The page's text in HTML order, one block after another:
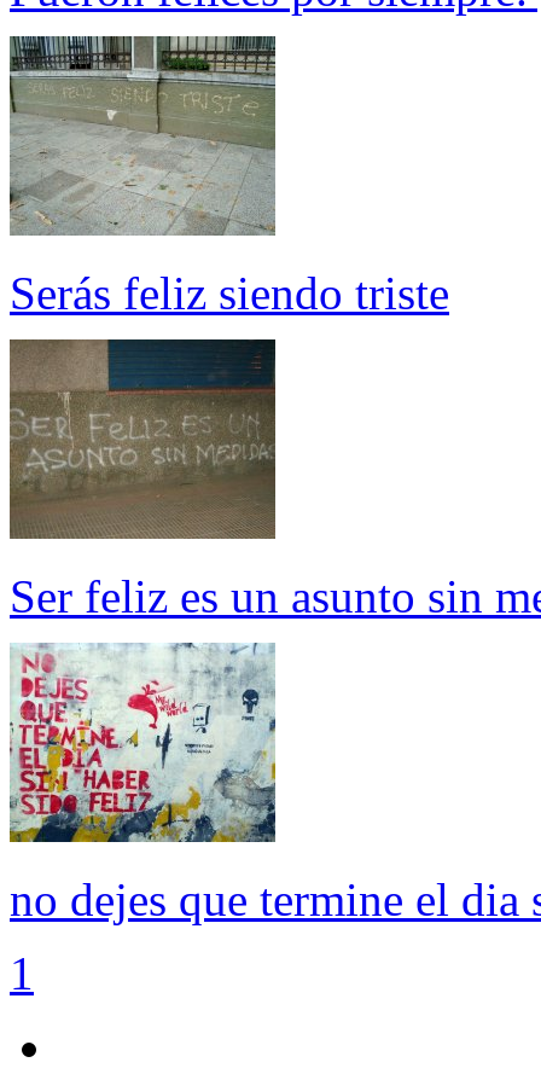
Serás feliz siendo triste
Ser feliz es un asunto sin
no dejes que termine el dia
1